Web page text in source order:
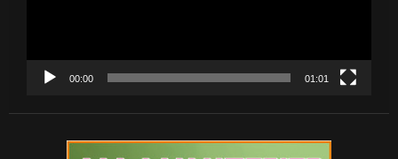
00:00 01:01